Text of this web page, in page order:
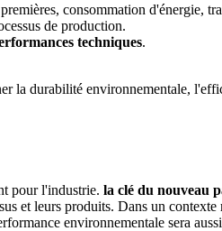
consommation d'énergie,
de production.
techniques.
la durabilité environnementale,
pour l'industrie. la clé du nouveau
et leurs produits. Dans un
environnementale sera